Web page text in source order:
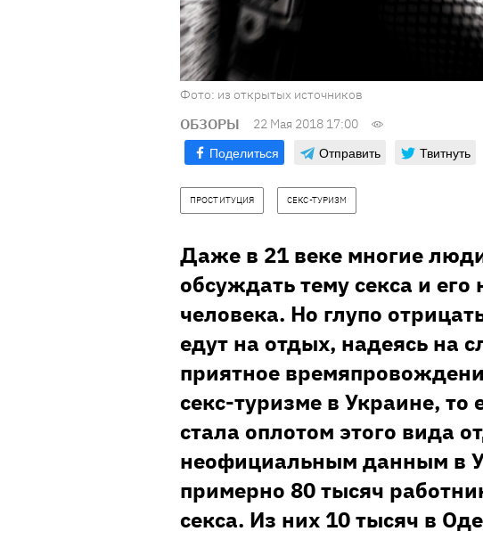
Фото: из открытых источников
ОБЗОРЫ 22 Мая 2018 17:00
Поделиться Отправить Твитнуть
ПРОСТИТУЦИЯ СЕКС-ТУРИЗМ
Даже в 21 веке многие
обсуждать тему секса и
человека. Но глупо
едут на отдых, надеясь на
приятное
секс-туризме в Украине, то
стала оплотом этого вида
неофициальным данным в
примерно 80 тысяч
секса. Из них 10 тысяч в